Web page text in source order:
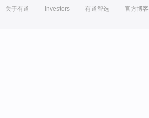
关于有道 Investors 有道智选 官方博客